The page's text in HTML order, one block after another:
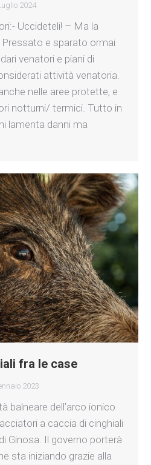
2024
Uccideteli! – Ma la
e sparato ormai
venatori e piani di
attività venatoria.
nelle aree protette, e
notturni/ termici. Tutto in
lamenta danni ma
fra le case
2023
balneare dell’arco ionico
a caccia di cinghiali
Ginosa. Il governo porterà
sta iniziando grazie alla